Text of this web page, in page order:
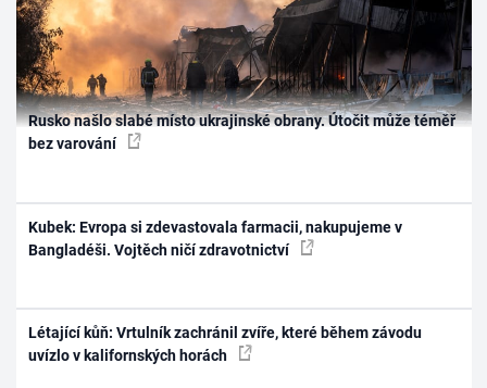
Rusko našlo slabé místo ukrajinské obrany. Útočit může téměř
bez varování
Kubek: Evropa si zdevastovala farmacii, nakupujeme v
Bangladéši. Vojtěch ničí zdravotnictví
Létající kůň: Vrtulník zachránil zvíře, které během závodu
uvízlo v kalifornských horách